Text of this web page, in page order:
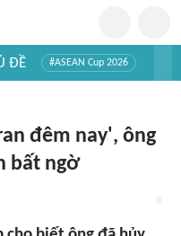
ĐỀ #ASEAN Cup 2026
đêm nay', ông
bất ngờ